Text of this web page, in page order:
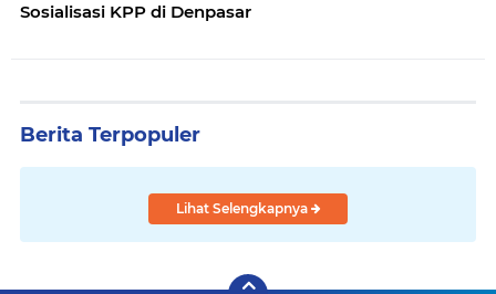
Sosialisasi KPP di Denpasar
Berita Terpopuler
Lihat Selengkapnya